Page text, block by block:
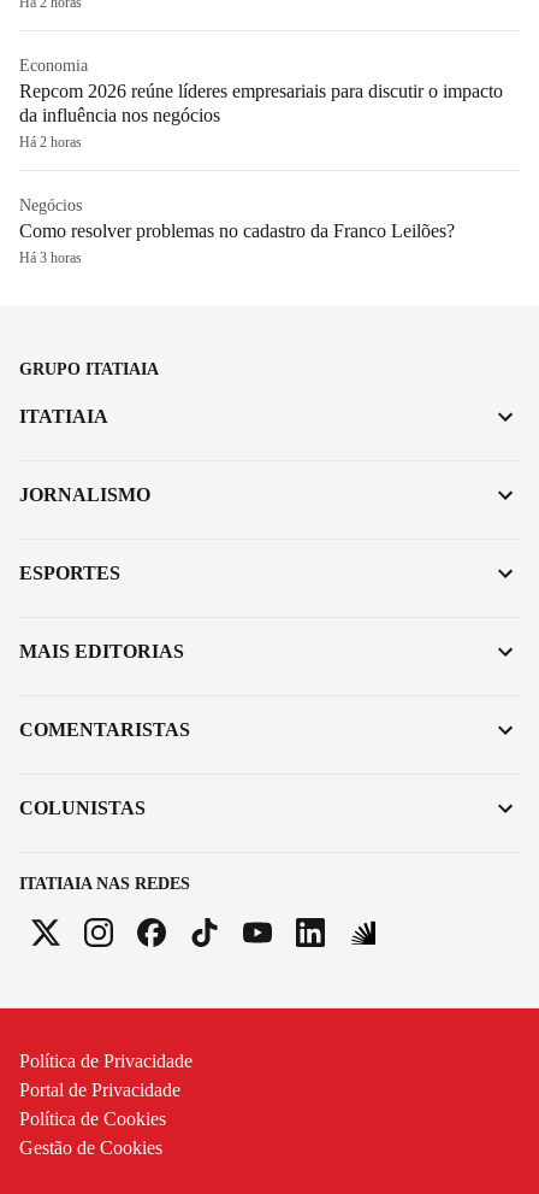
Economia
Repcom 2026 reúne líderes empresariais para discutir o impacto
da influência nos negócios
Há 2 horas
Negócios
Como resolver problemas no cadastro da Franco Leilões?
Há 3 horas
GRUPO ITATIAIA
ITATIAIA NAS REDES
ITATIAIA
JORNALISMO
ESPORTES
MAIS EDITORIAS
COMENTARISTAS
COLUNISTAS
Política de Privacidade
Portal de Privacidade
Política de Cookies
Gestão de Cookies